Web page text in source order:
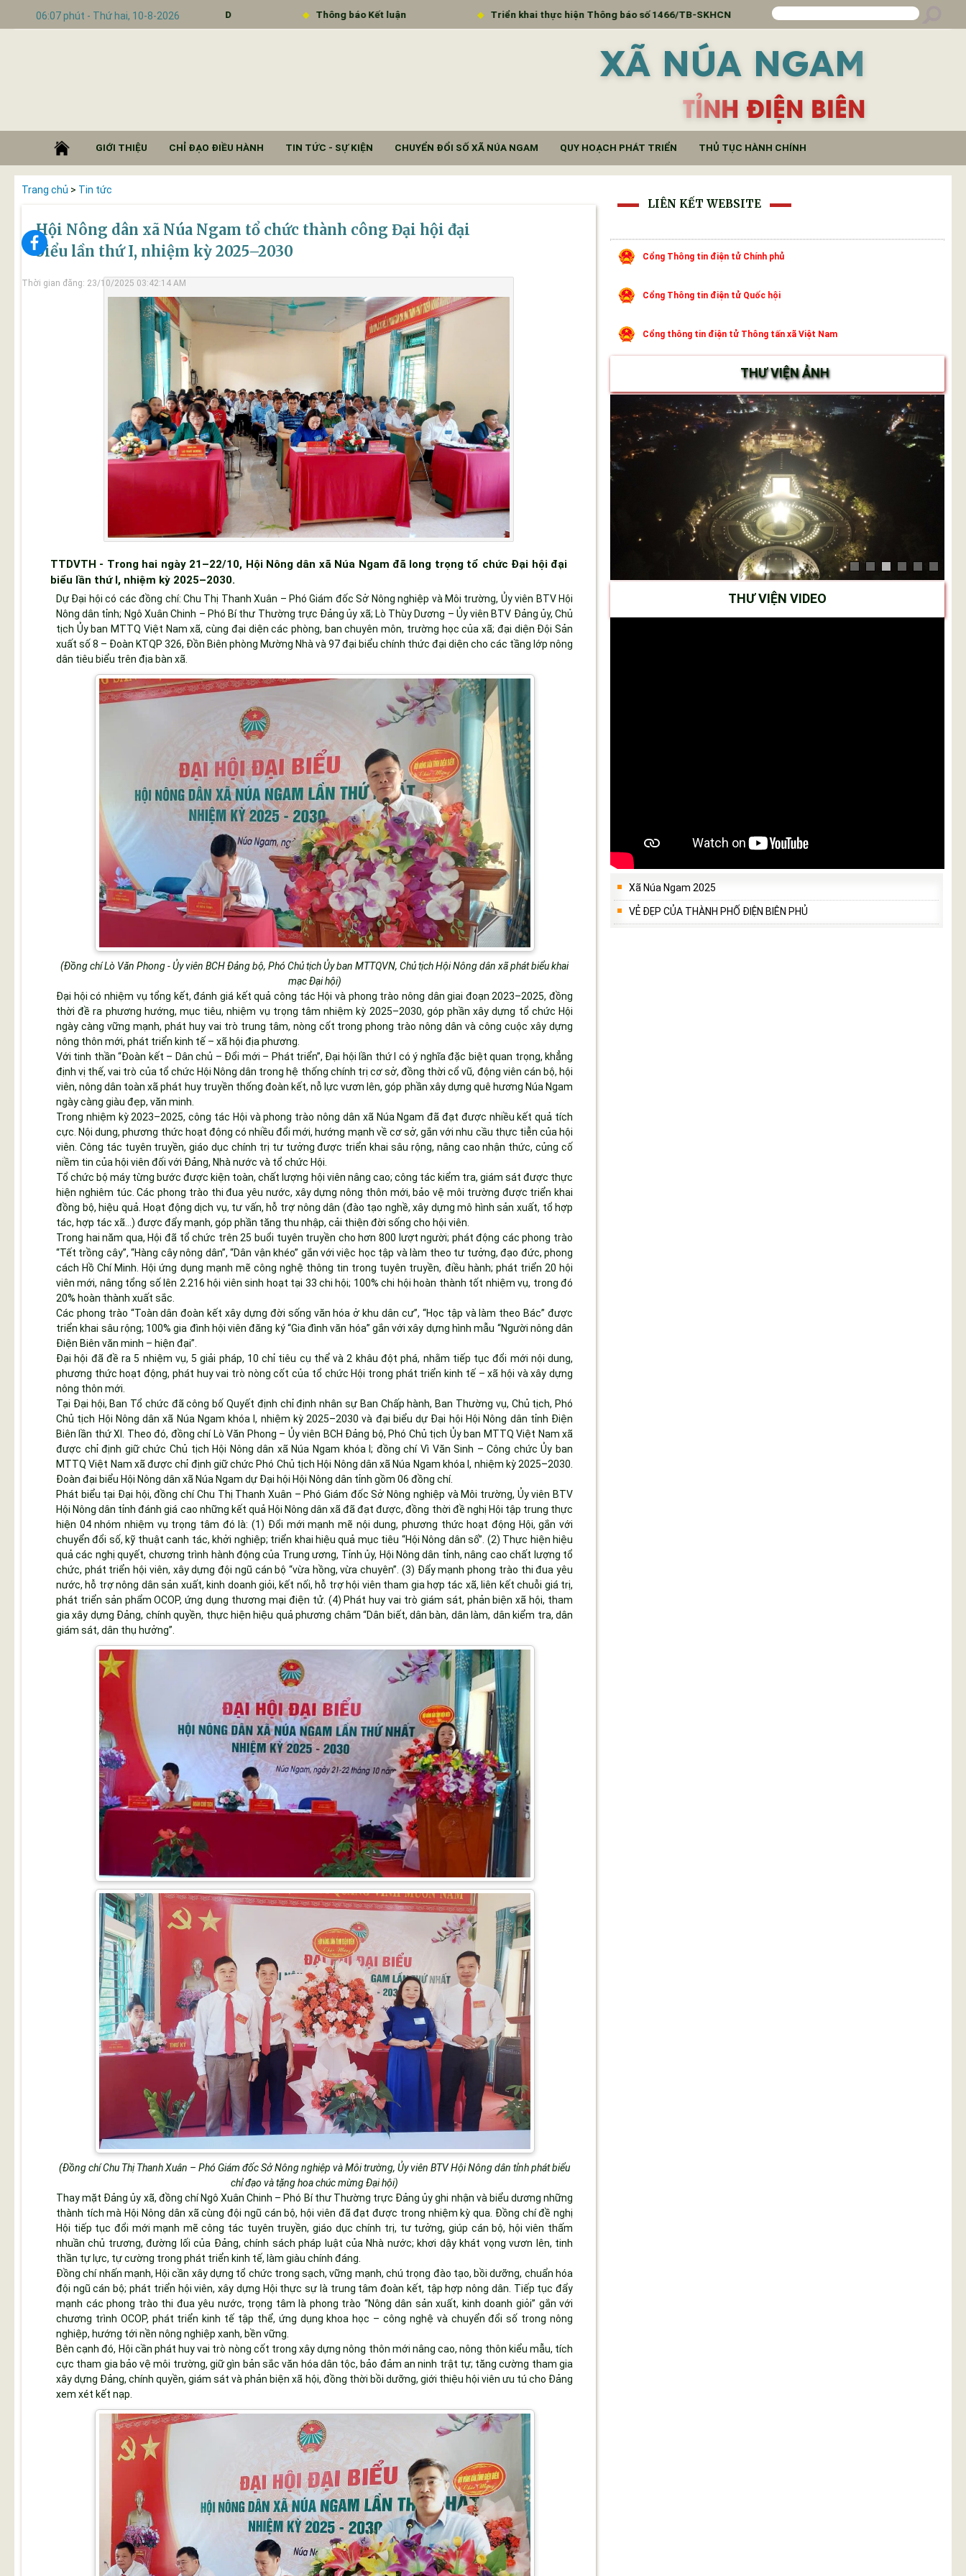
06:07 phút - Thứ hai, 10-8-2026
Số 01/CTr-HĐND Thông báo Kết luận Triển khai thực hiện Thông báo số 1466/TB-SKHCN THÔNG BÁO Lịch tiếp công dân 6 tháng cuối năm 2025
XÃ NÚA NGAM
TỈNH ĐIỆN BIÊN
GIỚI THIỆU CHỈ ĐẠO ĐIỀU HÀNH TIN TỨC - SỰ KIỆN CHUYỂN ĐỔI SỐ XÃ NÚA NGAM QUY HOẠCH PHÁT TRIỂN THỦ TỤC HÀNH CHÍNH
Trang chủ > Tin tức
Hội Nông dân xã Núa Ngam tổ chức thành công Đại hội đại
biểu lần thứ I, nhiệm kỳ 2025–2030
Thời gian đăng: 23/10/2025 03:42:14 AM
TTDVTH - Trong hai ngày 21–22/10, Hội Nông dân xã Núa Ngam đã long trọng tổ chức Đại hội đại
biểu lần thứ I, nhiệm kỳ 2025–2030.
Dự Đại hội có các đồng chí: Chu Thị Thanh Xuân – Phó Giám đốc Sở Nông nghiệp và Môi trường, Ủy viên BTV Hội
Nông dân tỉnh; Ngô Xuân Chinh – Phó Bí thư Thường trực Đảng ủy xã; Lò Thùy Dương – Ủy viên BTV Đảng ủy, Chủ
tịch Ủy ban MTTQ Việt Nam xã, cùng đại diện các phòng, ban chuyên môn, trường học của xã; đại diện Đội Sản
xuất số 8 – Đoàn KTQP 326, Đồn Biên phòng Mường Nhà và 97 đại biểu chính thức đại diện cho các tầng lớp nông
dân tiêu biểu trên địa bàn xã.
(Đồng chí Lò Văn Phong - Ủy viên BCH Đảng bộ, Phó Chủ tịch Ủy ban MTTQVN, Chủ tịch Hội Nông dân xã phát biểu khai
mạc Đại hội)
Đại hội có nhiệm vụ tổng kết, đánh giá kết quả công tác Hội và phong trào nông dân giai đoạn 2023–2025, đồng
thời đề ra phương hướng, mục tiêu, nhiệm vụ trọng tâm nhiệm kỳ 2025–2030, góp phần xây dựng tổ chức Hội
ngày càng vững mạnh, phát huy vai trò trung tâm, nòng cốt trong phong trào nông dân và công cuộc xây dựng
nông thôn mới, phát triển kinh tế – xã hội địa phương.
Với tinh thần “Đoàn kết – Dân chủ – Đổi mới – Phát triển”, Đại hội lần thứ I có ý nghĩa đặc biệt quan trọng, khẳng
định vị thế, vai trò của tổ chức Hội Nông dân trong hệ thống chính trị cơ sở, đồng thời cổ vũ, động viên cán bộ, hội
viên, nông dân toàn xã phát huy truyền thống đoàn kết, nỗ lực vươn lên, góp phần xây dựng quê hương Núa Ngam
ngày càng giàu đẹp, văn minh.
Trong nhiệm kỳ 2023–2025, công tác Hội và phong trào nông dân xã Núa Ngam đã đạt được nhiều kết quả tích
cực. Nội dung, phương thức hoạt động có nhiều đổi mới, hướng mạnh về cơ sở, gắn với nhu cầu thực tiễn của hội
viên. Công tác tuyên truyền, giáo dục chính trị tư tưởng được triển khai sâu rộng, nâng cao nhận thức, củng cố
niềm tin của hội viên đối với Đảng, Nhà nước và tổ chức Hội.
Tổ chức bộ máy từng bước được kiện toàn, chất lượng hội viên nâng cao; công tác kiểm tra, giám sát được thực
hiện nghiêm túc. Các phong trào thi đua yêu nước, xây dựng nông thôn mới, bảo vệ môi trường được triển khai
đồng bộ, hiệu quả. Hoạt động dịch vụ, tư vấn, hỗ trợ nông dân (đào tạo nghề, xây dựng mô hình sản xuất, tổ hợp
tác, hợp tác xã...) được đẩy mạnh, góp phần tăng thu nhập, cải thiện đời sống cho hội viên.
Trong hai năm qua, Hội đã tổ chức trên 25 buổi tuyên truyền cho hơn 800 lượt người; phát động các phong trào
“Tết trồng cây”, “Hàng cây nông dân”, “Dân vận khéo” gắn với việc học tập và làm theo tư tưởng, đạo đức, phong
cách Hồ Chí Minh. Hội ứng dụng mạnh mẽ công nghệ thông tin trong tuyên truyền, điều hành; phát triển 20 hội
viên mới, nâng tổng số lên 2.216 hội viên sinh hoạt tại 33 chi hội; 100% chi hội hoàn thành tốt nhiệm vụ, trong đó
20% hoàn thành xuất sắc.
Các phong trào “Toàn dân đoàn kết xây dựng đời sống văn hóa ở khu dân cư”, “Học tập và làm theo Bác” được
triển khai sâu rộng; 100% gia đình hội viên đăng ký “Gia đình văn hóa” gắn với xây dựng hình mẫu “Người nông dân
Điện Biên văn minh – hiện đại”.
Đại hội đã đề ra 5 nhiệm vụ, 5 giải pháp, 10 chỉ tiêu cụ thể và 2 khâu đột phá, nhằm tiếp tục đổi mới nội dung,
phương thức hoạt động, phát huy vai trò nòng cốt của tổ chức Hội trong phát triển kinh tế – xã hội và xây dựng
nông thôn mới.
Tại Đại hội, Ban Tổ chức đã công bố Quyết định chỉ định nhân sự Ban Chấp hành, Ban Thường vụ, Chủ tịch, Phó
Chủ tịch Hội Nông dân xã Núa Ngam khóa I, nhiệm kỳ 2025–2030 và đại biểu dự Đại hội Hội Nông dân tỉnh Điện
Biên lần thứ XI. Theo đó, đồng chí Lò Văn Phong – Ủy viên BCH Đảng bộ, Phó Chủ tịch Ủy ban MTTQ Việt Nam xã
được chỉ định giữ chức Chủ tịch Hội Nông dân xã Núa Ngam khóa I; đồng chí Vì Văn Sinh – Công chức Ủy ban
MTTQ Việt Nam xã được chỉ định giữ chức Phó Chủ tịch Hội Nông dân xã Núa Ngam khóa I, nhiệm kỳ 2025–2030.
Đoàn đại biểu Hội Nông dân xã Núa Ngam dự Đại hội Hội Nông dân tỉnh gồm 06 đồng chí.
Phát biểu tại Đại hội, đồng chí Chu Thị Thanh Xuân – Phó Giám đốc Sở Nông nghiệp và Môi trường, Ủy viên BTV
Hội Nông dân tỉnh đánh giá cao những kết quả Hội Nông dân xã đã đạt được, đồng thời đề nghị Hội tập trung thực
hiện 04 nhóm nhiệm vụ trọng tâm đó là: (1) Đổi mới mạnh mẽ nội dung, phương thức hoạt động Hội, gắn với
chuyển đổi số, kỹ thuật canh tác, khởi nghiệp; triển khai hiệu quả mục tiêu “Hội Nông dân số”. (2) Thực hiện hiệu
quả các nghị quyết, chương trình hành động của Trung ương, Tỉnh ủy, Hội Nông dân tỉnh, nâng cao chất lượng tổ
chức, phát triển hội viên, xây dựng đội ngũ cán bộ “vừa hồng, vừa chuyên”. (3) Đẩy mạnh phong trào thi đua yêu
nước, hỗ trợ nông dân sản xuất, kinh doanh giỏi, kết nối, hỗ trợ hội viên tham gia hợp tác xã, liên kết chuỗi giá trị,
phát triển sản phẩm OCOP, ứng dụng thương mại điện tử. (4) Phát huy vai trò giám sát, phản biện xã hội, tham
gia xây dựng Đảng, chính quyền, thực hiện hiệu quả phương châm “Dân biết, dân bàn, dân làm, dân kiểm tra, dân
giám sát, dân thụ hưởng”.
(Đồng chí Chu Thị Thanh Xuân – Phó Giám đốc Sở Nông nghiệp và Môi trường, Ủy viên BTV Hội Nông dân tỉnh phát biểu
chỉ đạo và tặng hoa chúc mừng Đại hội)
Thay mặt Đảng ủy xã, đồng chí Ngô Xuân Chinh – Phó Bí thư Thường trực Đảng ủy ghi nhận và biểu dương những
thành tích mà Hội Nông dân xã cùng đội ngũ cán bộ, hội viên đã đạt được trong nhiệm kỳ qua. Đồng chí đề nghị
Hội tiếp tục đổi mới mạnh mẽ công tác tuyên truyền, giáo dục chính trị, tư tưởng, giúp cán bộ, hội viên thấm
nhuần chủ trương, đường lối của Đảng, chính sách pháp luật của Nhà nước; khơi dậy khát vọng vươn lên, tinh
thần tự lực, tự cường trong phát triển kinh tế, làm giàu chính đáng.
Đồng chí nhấn mạnh, Hội cần xây dựng tổ chức trong sạch, vững mạnh, chú trọng đào tạo, bồi dưỡng, chuẩn hóa
đội ngũ cán bộ; phát triển hội viên, xây dựng Hội thực sự là trung tâm đoàn kết, tập hợp nông dân. Tiếp tục đẩy
mạnh các phong trào thi đua yêu nước, trọng tâm là phong trào “Nông dân sản xuất, kinh doanh giỏi” gắn với
chương trình OCOP, phát triển kinh tế tập thể, ứng dụng khoa học – công nghệ và chuyển đổi số trong nông
nghiệp, hướng tới nền nông nghiệp xanh, bền vững.
Bên cạnh đó, Hội cần phát huy vai trò nòng cốt trong xây dựng nông thôn mới nâng cao, nông thôn kiểu mẫu, tích
cực tham gia bảo vệ môi trường, giữ gìn bản sắc văn hóa dân tộc, bảo đảm an ninh trật tự; tăng cường tham gia
xây dựng Đảng, chính quyền, giám sát và phản biện xã hội, đồng thời bồi dưỡng, giới thiệu hội viên ưu tú cho Đảng
xem xét kết nạp.
LIÊN KẾT WEBSITE
Cổng Thông tin điện tử Chính phủ
Cổng Thông tin điện tử Quốc hội
Cổng thông tin điện tử Thông tấn xã Việt Nam
THƯ VIỆN ẢNH
THƯ VIỆN VIDEO
Xã Núa Ngam 2025
VẺ ĐẸP CỦA THÀNH PHỐ ĐIỆN BIÊN PHỦ